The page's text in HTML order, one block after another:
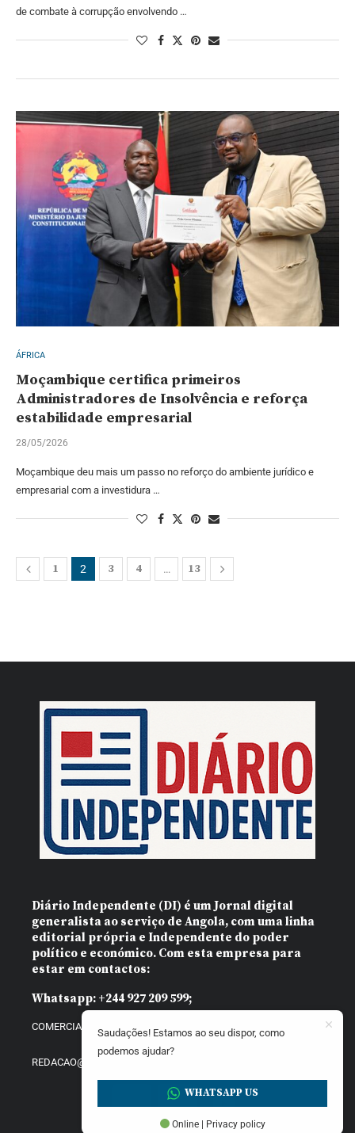
de combate à corrupção envolvendo …
ÁFRICA
Moçambique certifica primeiros
Administradores de Insolvência e reforça
estabilidade empresarial
28/05/2026
Moçambique deu mais um passo no reforço do ambiente jurídico e
empresarial com a investidura …
1 2 3 4 … 13
Diário Independente (DI) é um Jornal digital
generalista ao serviço de Angola, com uma linha
editorial própria e Independente do poder
político e económico. Com esta empresa para
estar em contactos:
Whatsapp: +244 927 209 599;
COMERCIAL@DIARIOINDEPENDENTE.INFO
REDACAO@DIARIOINDEPENDENTE.INFO
Saudações! Estamos ao seu dispor, como
podemos ajudar?
WHATSAPP US
Online | Privacy policy